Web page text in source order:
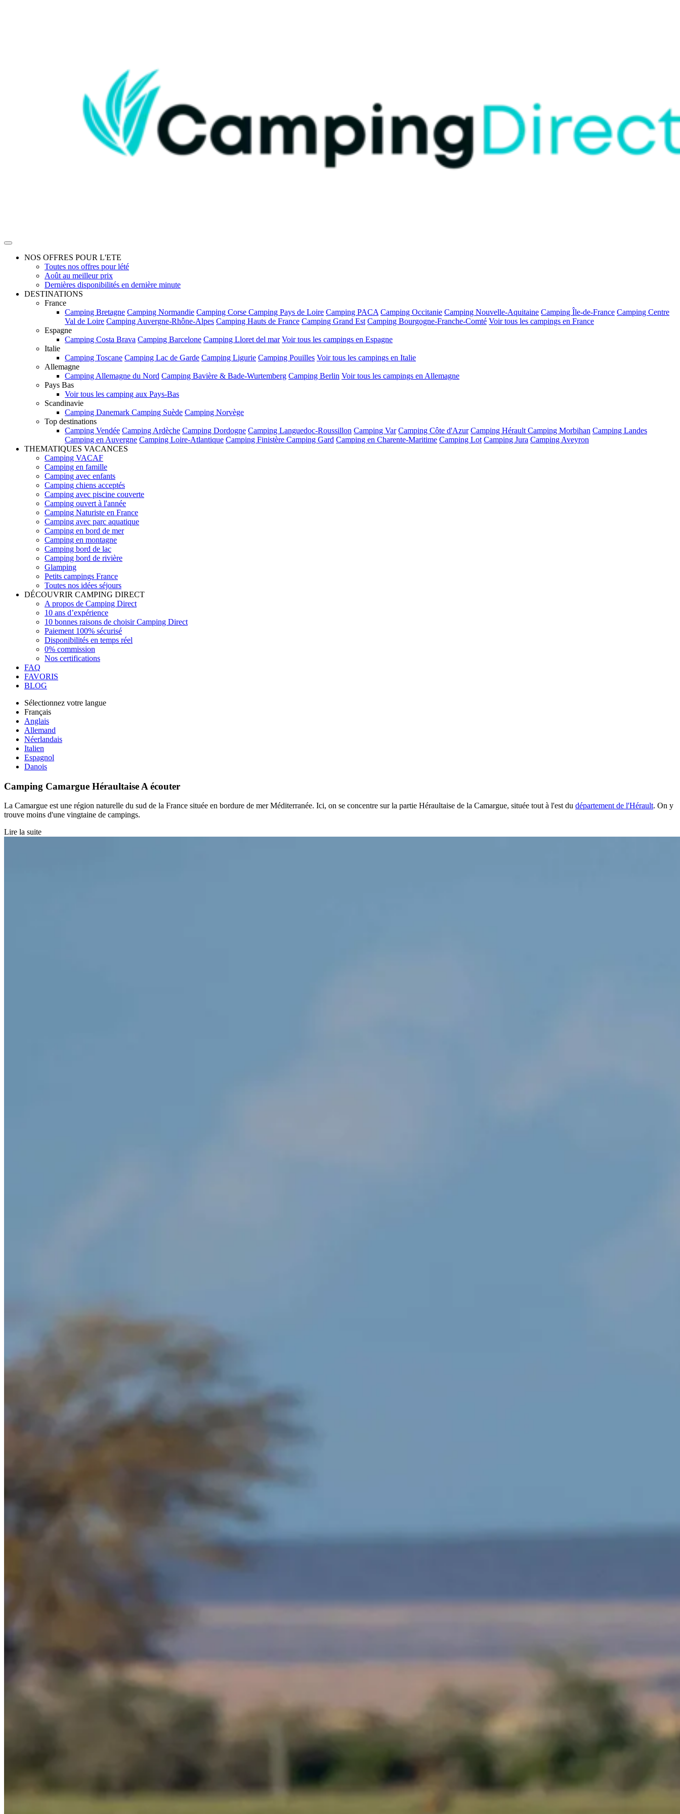
NOS OFFRES POUR L'ETE
Toutes nos offres pour lété
Août au meilleur prix
Dernières disponibilités en dernière minute
DESTINATIONS
France
Camping Bretagne Camping Normandie Camping Corse Camping Pays de Loire Camping PACA Camping Occitanie Camping Nouvelle-Aquitaine Camping Île-de-France Camping Centre
Val de Loire Camping Auvergne-Rhône-Alpes Camping Hauts de France Camping Grand Est Camping Bourgogne-Franche-Comté Voir tous les campings en France
Espagne
Camping Costa Brava Camping Barcelone Camping Lloret del mar Voir tous les campings en Espagne
Italie
Camping Toscane Camping Lac de Garde Camping Ligurie Camping Pouilles Voir tous les campings en Italie
Allemagne
Camping Allemagne du Nord Camping Bavière & Bade-Wurtemberg Camping Berlin Voir tous les campings en Allemagne
Pays Bas
Voir tous les camping aux Pays-Bas
Scandinavie
Camping Danemark Camping Suède Camping Norvège
Top destinations
Camping Vendée Camping Ardèche Camping Dordogne Camping Languedoc-Roussillon Camping Var Camping Côte d'Azur Camping Hérault Camping Morbihan Camping Landes
Camping en Auvergne Camping Loire-Atlantique Camping Finistère Camping Gard Camping en Charente-Maritime Camping Lot Camping Jura Camping Aveyron
THEMATIQUES VACANCES
Camping VACAF
Camping en famille
Camping avec enfants
Camping chiens acceptés
Camping avec piscine couverte
Camping ouvert à l'année
Camping Naturiste en France
Camping avec parc aquatique
Camping en bord de mer
Camping en montagne
Camping bord de lac
Camping bord de rivière
Glamping
Petits campings France
Toutes nos idées séjours
DÉCOUVRIR CAMPING DIRECT
A propos de Camping Direct
10 ans d’expérience
10 bonnes raisons de choisir Camping Direct
Paiement 100% sécurisé
Disponibilités en temps réel
0% commission
Nos certifications
FAQ
FAVORIS
BLOG
Sélectionnez votre langue
Français
Anglais
Allemand
Néerlandais
Italien
Espagnol
Danois
Camping Camargue Héraultaise A écouter
La Camargue est une région naturelle du sud de la France située en bordure de mer Méditerranée. Ici, on se concentre sur la partie Héraultaise de la Camargue, située tout à l'est du département de l'Hérault. On y
trouve moins d'une vingtaine de campings.
Lire la suite